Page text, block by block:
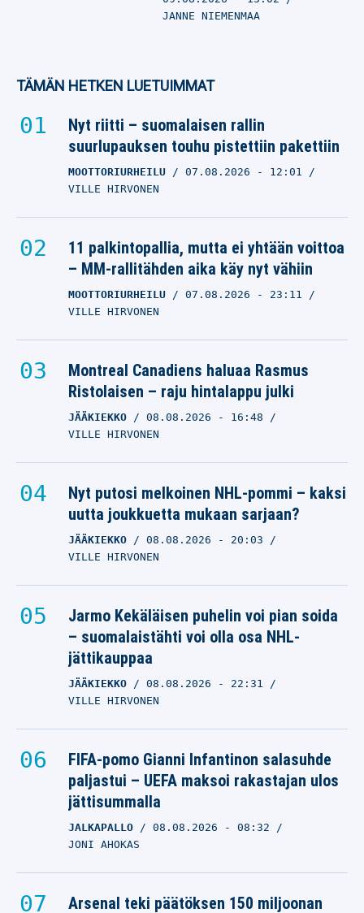
JANNE NIEMENMAA
TÄMÄN HETKEN LUETUIMMAT
Nyt riitti – suomalaisen rallin
suurlupauksen touhu pistettiin pakettiin
MOOTTORIURHEILU 07.08.2026 - 12:01
VILLE HIRVONEN
11 palkintopallia, mutta ei yhtään voittoa
– MM-rallitähden aika käy nyt vähiin
MOOTTORIURHEILU 07.08.2026 - 23:11
VILLE HIRVONEN
Montreal Canadiens haluaa Rasmus
Ristolaisen – raju hintalappu julki
JÄÄKIEKKO 08.08.2026 - 16:48
VILLE HIRVONEN
Nyt putosi melkoinen NHL-pommi – kaksi
uutta joukkuetta mukaan sarjaan?
JÄÄKIEKKO 08.08.2026 - 20:03
VILLE HIRVONEN
Jarmo Kekäläisen puhelin voi pian soida
– suomalaistähti voi olla osa NHL-
jättikauppaa
JÄÄKIEKKO 08.08.2026 - 22:31
VILLE HIRVONEN
FIFA-pomo Gianni Infantinon salasuhde
paljastui – UEFA maksoi rakastajan ulos
jättisummalla
JALKAPALLO 08.08.2026 - 08:32
JONI AHOKAS
Arsenal teki päätöksen 150 miljoonan